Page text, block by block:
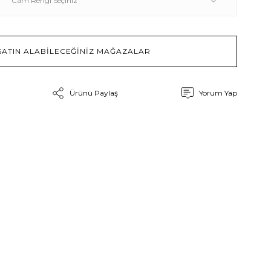
ALABİLECEĞİNİZ MAĞAZALAR
Ürünü Paylaş Yorum Yap